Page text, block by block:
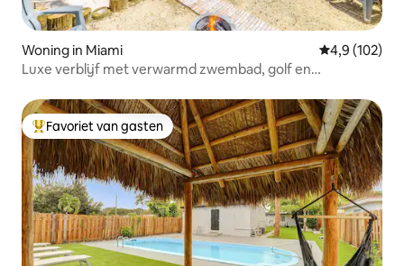
Woning in Miami Gemiddelde
4,9 (102)
Luxe verblijf met verwarmd zwembad, golf en
Topfavoriet van gasten
Favoriet van gasten